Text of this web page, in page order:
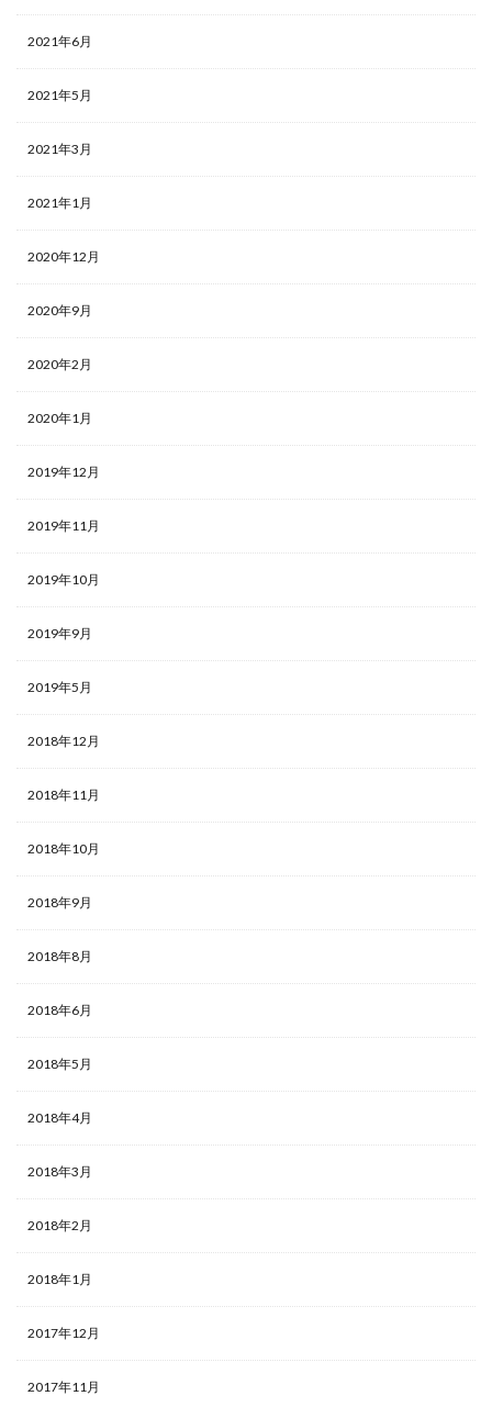
2021年6月
2021年5月
2021年3月
2021年1月
2020年12月
2020年9月
2020年2月
2020年1月
2019年12月
2019年11月
2019年10月
2019年9月
2019年5月
2018年12月
2018年11月
2018年10月
2018年9月
2018年8月
2018年6月
2018年5月
2018年4月
2018年3月
2018年2月
2018年1月
2017年12月
2017年11月